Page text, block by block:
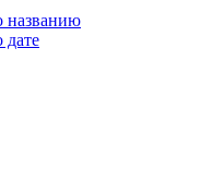
названию
дате